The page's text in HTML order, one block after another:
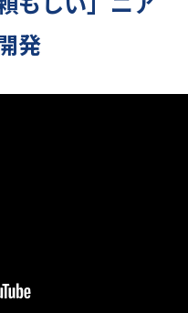
もしい」ニア
発